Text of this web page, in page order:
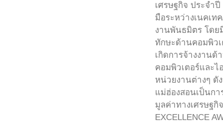
เศรษฐกิจ ประจำ
มือระหว่างเนคเ
งานพันธมิตร โดย
ทักษะด้านคอมพิว
เกิดการจ้างงาน
คอมพิวเตอร์และ
หน่วยงานต่างๆ ดั
แม่ฮ่องสอนเป็นกา
มูลค่าทางเศรษฐกิ
EXCELLENCE